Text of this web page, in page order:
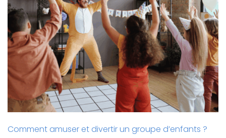
Comment amuser et divertir un groupe d’enfants ?